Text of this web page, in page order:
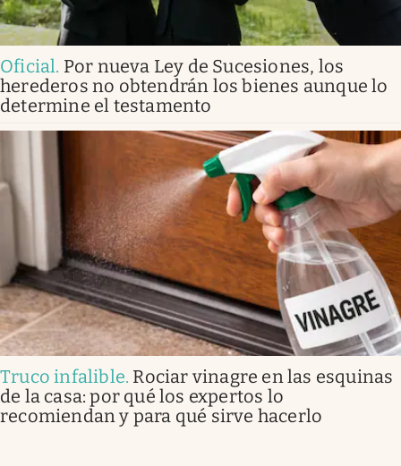
Oficial. Por nueva Ley de Sucesiones, los
herederos no obtendrán los bienes aunque lo
determine el testamento
Truco infalible. Rociar vinagre en las esquinas
de la casa: por qué los expertos lo
recomiendan y para qué sirve hacerlo